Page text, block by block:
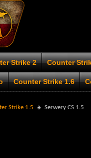
Strike 2 Counter
Counter Strike 1.6
Strike 1.5 Serwery CS 1.5